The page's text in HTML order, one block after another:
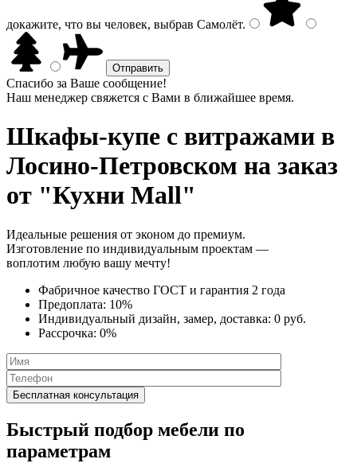
докажите, что вы человек, выбрав Самолёт.
Спасибо за Ваше сообщение!
Наш менеджер свяжется с Вами в ближайшее время.
Шкафы-купе с витражами в
Лосино-Петровском на заказ
от "Кухни Mall"
Идеальные решения от эконом до премиум.
Изготовление по индивидуальным проектам —
воплотим любую вашу мечту!
Фабричное качество ГОСТ и гарантия 2 года
Предоплата: 10%
Индивидуальный дизайн, замер, доставка: 0 руб.
Рассрочка: 0%
Быстрый подбор мебели по
параметрам